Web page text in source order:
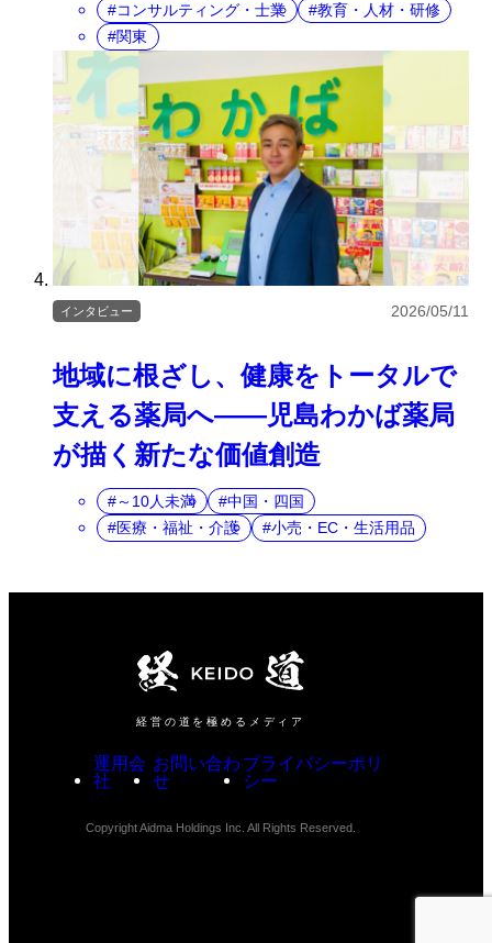
コンサルティング・士業
教育・人材・研修
関東
地域に根ざし、健康をトータルで
支える薬局へ――児島わかば薬局
が描く新たな価値創造
インタビュー 2026/05/11
～10人未満
中国・四国
医療・福祉・介護
小売・EC・生活用品
経営の道を極めるメディア
運用会
社
お問い合わ
せ
プライバシーポリ
シー
Copyright Aidma Holdings Inc. All Rights Reserved.